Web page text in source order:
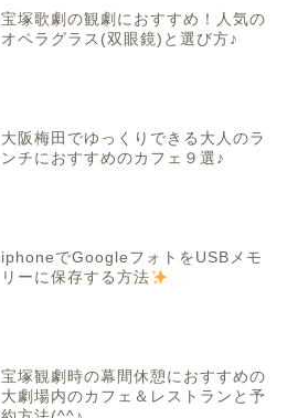
宝塚歌劇の観劇におすすめ！人気の
オペラグラス(双眼鏡)と選び方♪
大阪梅田でゆっくりできる大人のラ
ンチにおすすめのカフェ９選♪
iphoneでGoogleフォトをUSBメモ
リーに保存する方法
宝塚観劇時の幕間休憩におすすめの
大劇場内のカフェ＆レストランと予